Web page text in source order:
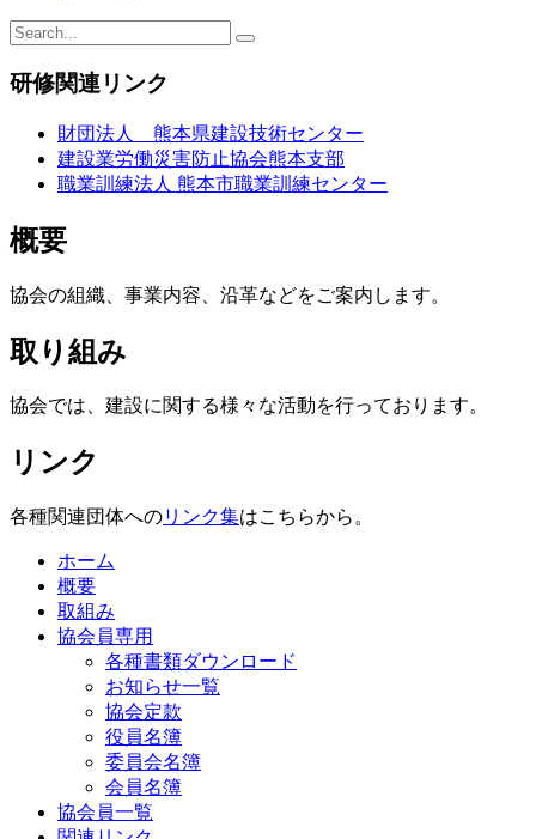
研修関連リンク
財団法人 熊本県建設技術センター
建設業労働災害防止協会熊本支部
職業訓練法人 熊本市職業訓練センター
概要
協会の組織、事業内容、沿革などをご案内します。
取り組み
協会では、建設に関する様々な活動を行っております。
リンク
各種関連団体へのリンク集はこちらから。
ホーム
概要
取組み
協会員専用
各種書類ダウンロード
お知らせ一覧
協会定款
役員名簿
委員会名簿
会員名簿
協会員一覧